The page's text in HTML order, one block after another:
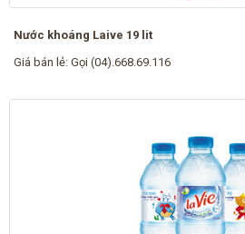
Nước khoáng Laive 19 lit
Giá bán lẻ: Gọi (04).668.69.116